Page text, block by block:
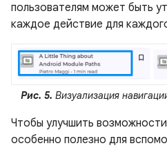
пользователям может быть
каждое действие для
Рис. 5. Визуализация
Чтобы улучшить
особенно полезно для